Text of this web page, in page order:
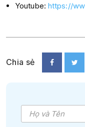
Youtube: https://
Chia sẻ